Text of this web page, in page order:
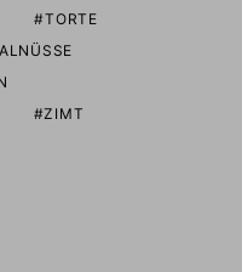
TORTE
ZIMT